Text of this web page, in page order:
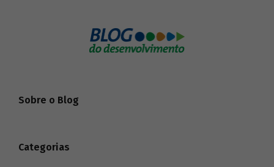
Sobre o Blog
Categorias